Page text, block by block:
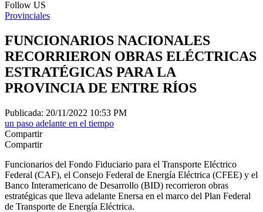
Follow US
Provinciales
FUNCIONARIOS NACIONALES
RECORRIERON OBRAS ELÉCTRICAS
ESTRATÉGICAS PARA LA
PROVINCIA DE ENTRE RÍOS
Publicada: 20/11/2022 10:53 PM
un paso adelante en el tiempo
Compartir
Compartir
Funcionarios del Fondo Fiduciario para el Transporte Eléctrico
Federal (CAF), el Consejo Federal de Energía Eléctrica (CFEE) y el
Banco Interamericano de Desarrollo (BID) recorrieron obras
estratégicas que lleva adelante Enersa en el marco del Plan Federal
de Transporte de Energía Eléctrica.